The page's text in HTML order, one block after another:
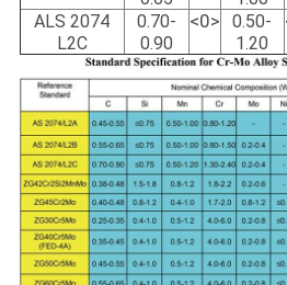
ALS 2074
L2C
0.70-
0.90
<0>
0.50-
1.20